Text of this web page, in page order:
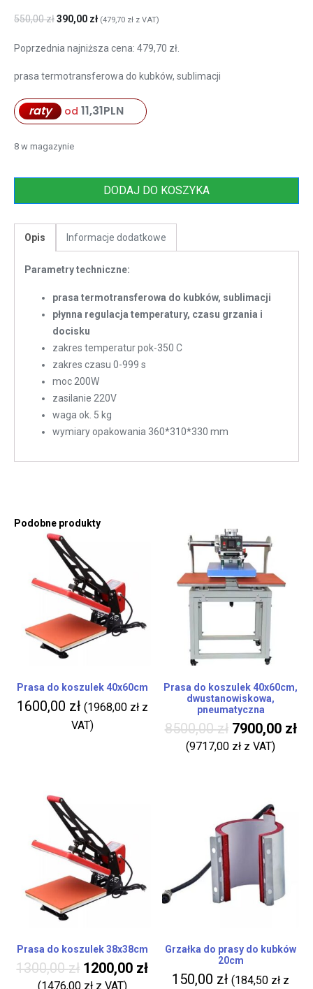
550,00zł390,00 zł (479,70 zł z VAT)
Poprzednia najniższa cena: 479,70 zł
prasa termotransferowa do kubków, sublimacji
raty od 11,31PLN
8 w magazynie
DODAJ DO KOSZYKA
Opis Informacje dodatkowe
Parametry techniczne:
prasa termotransferowa do kubków, sublimacji
płynna regulacja temperatury, czasu grzania i
docisku
zakres temperatur pok-350 C
zakres czasu 0-999 s
moc 200W
zasilanie 220V
waga ok. 5 kg
wymiary opakowania 360*310*330 mm
Podobne produkty
Prasa do koszulek 40x60cm
1600,00 zł (1968,00 złz
VAT)
Prasa do koszulek 40x60cm,
dwustanowiskowa,
pneumatyczna
8500,00zł 7900,00 zł
(9717,00 zł z VAT)
Prasa do koszulek 38x38cm
1300,00zł 1200,00 zł
(1476,00 złz VAT)
Grzałka do prasy do kubków
20cm
150,00 zł (184,50 zł z